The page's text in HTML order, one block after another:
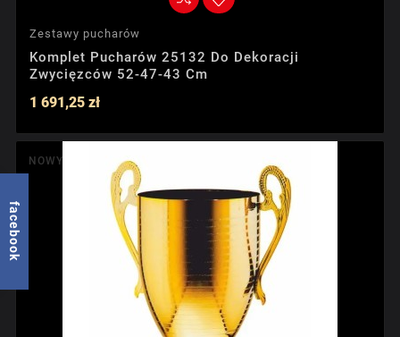
Zestawy pucharów
Komplet Pucharów 25132 Do Dekoracji
Zwycięzców 52-47-43 Cm
1 691,25 zł
NOWY
facebook